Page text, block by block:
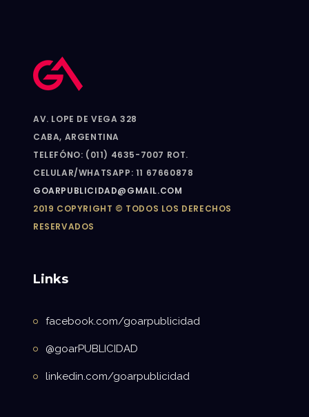
AV. LOPE DE VEGA 328
CABA, ARGENTINA
TELEFÓNO: (011) 4635-7007 ROT.
CELULAR/WHATSAPP: 11 67660878
GOARPUBLICIDAD@GMAIL.COM
2019 COPYRIGHT © TODOS LOS DERECHOS
RESERVADOS
Links
facebook.com/goarpublicidad
@goarPUBLICIDAD
linkedin.com/goarpublicidad